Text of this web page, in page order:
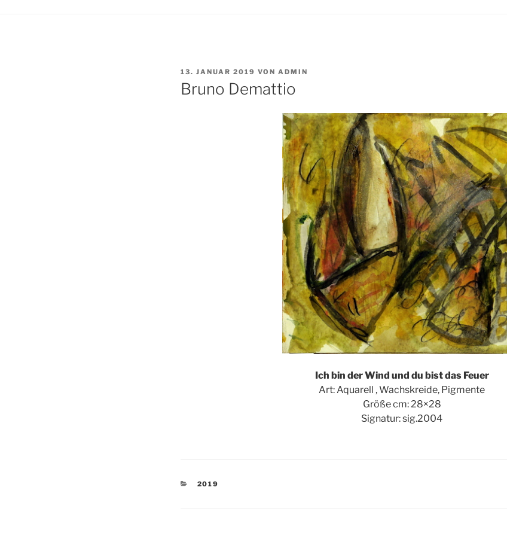
VERÖFFENTLICHT
AM
13. JANUAR 2019 VON ADMIN
Bruno Demattio
Ich bin der Wind und du bist das Feuer
Art: Aquarell , Wachskreide, Pigmente
Größe cm: 28×28
Signatur: sig.2004
KATEGORIEN
2019